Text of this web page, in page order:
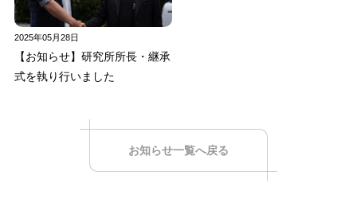
2025年05月28日
【お知らせ】研究所所長・継承
式を執り行いました
お知らせ一覧へ戻る